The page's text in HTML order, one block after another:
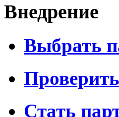
Внедрение
Выбрать
Стать